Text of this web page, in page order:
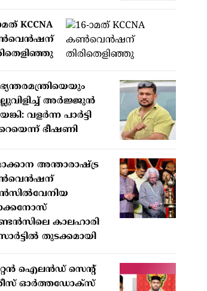
KCCNA
അര്‍ജ്ജുന്‍
വളര്‍ന്ന പാര്‍ട്ടി
ഭീഷണി
അന്താരാഷ്ട്ര
കാലഹാരി
തുടക്കമായി
ഐലന്‍ഡ് സെന്റ്
ഓര്‍ത്തഡോക്‌സ്